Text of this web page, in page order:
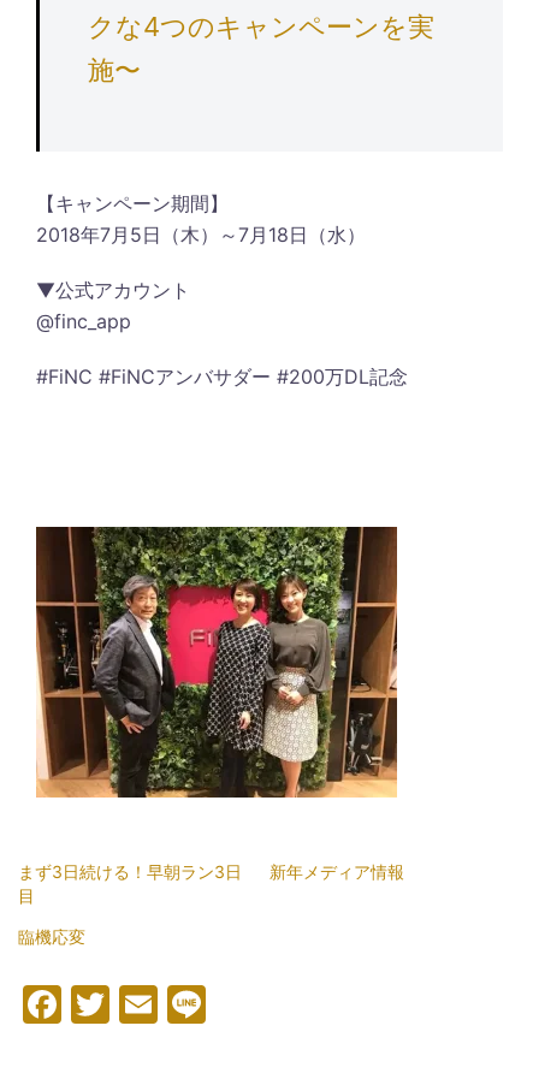
クな4つのキャンペーンを実
施〜
【キャンペーン期間】
2018年7月5日（木）～7月18日（水）
▼公式アカウント
@finc_app
#FiNC #FiNCアンバサダー #200万DL記念
まず3日続ける！早朝ラン3日
目
新年メディア情報
臨機応変
Facebook
Twitter
Email